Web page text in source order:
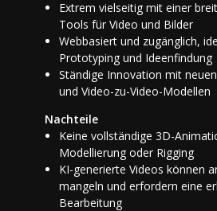
Extrem vielseitig mit einer
Tools für Video und Bilder
Webbasiert und zugänglich,
Prototyping und Ideenfindung
Ständige Innovation mit
und Video-zu-Video-Modellen
Nachteile
Keine vollständige 3D-
Modellierung oder Rigging
KI-generierte Videos können
mangeln und erfordern eine
Bearbeitung